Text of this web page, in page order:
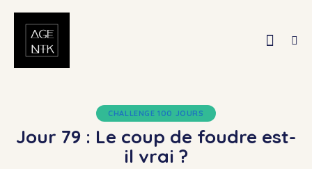
CHALLENGE 100 JOURS
Jour 79 : Le coup de foudre est-
il vrai ?